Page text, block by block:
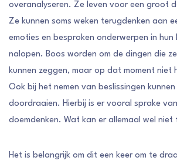
overanalyseren. Ze leven voor een groot
Ze kunnen soms weken terugdenken aan
emoties en besproken onderwerpen in
nalopen. Boos worden om de dingen die
kunnen zeggen, maar op dat moment niet
Ook bij het nemen van beslissingen kunnen
doordraaien. Hierbij is er vooral sprake
doemdenken. Wat kan er allemaal wel
Het is belangrijk om dit een keer om te